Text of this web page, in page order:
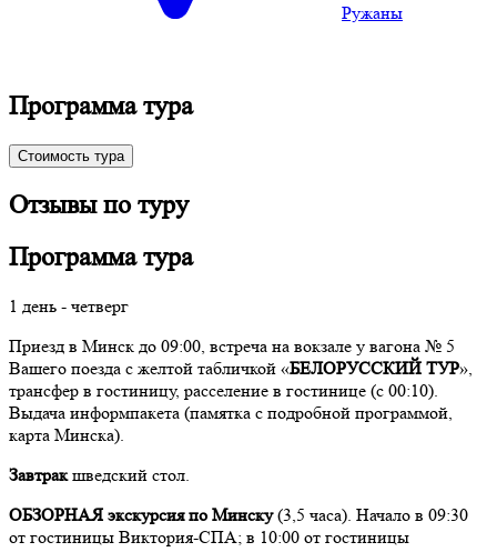
Ружаны
Программа тура
Стоимость тура
Отзывы по туру
Программа тура
1 день - четверг
Приезд в Минск до 09:00, встреча на вокзале у вагона № 5
Вашего поезда с желтой табличкой «БЕЛОРУССКИЙ ТУР»,
трансфер в гостиницу, расселение в гостинице (с 00:10).
Выдача информпакета (памятка с подробной программой,
карта Минска).
Завтракшведский стол.
ОБЗОРНАЯ экскурсия по Минску(3,5 часа). Начало в 09:30
от гостиницы Виктория-СПА; в 10:00 от гостиницы